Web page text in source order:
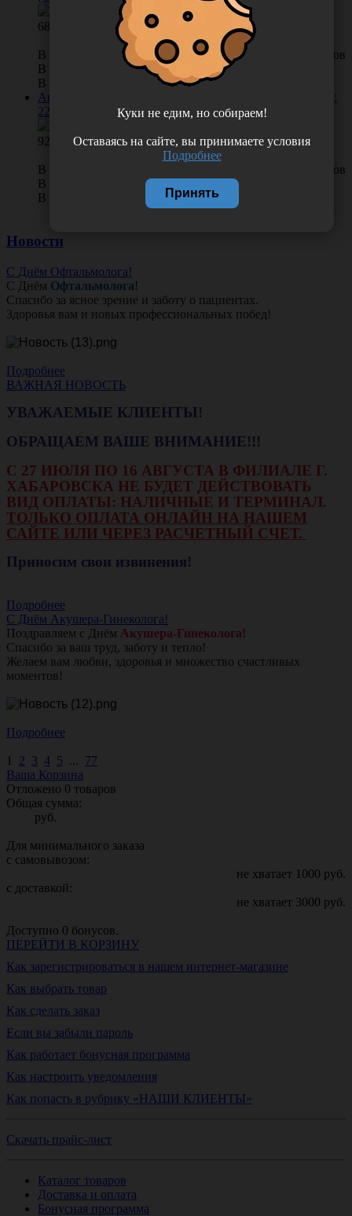
68.00
0 отзывов
В КОРЗИНУ
В наличии во Владивостоке 119 шт.
В наличии в Хабаровске 5 шт.
Аноскоп с П-образным вырезом полимерный, диаметр:
22 мм, Россия (ООО "Полимерные изделия")
92.00
0 отзывов
В КОРЗИНУ
В наличии во Владивостоке 25 шт.
В наличии в Хабаровске 25 шт.
Новости
С Днём Офтальмолога!
С Днём Офтальмолога!
Спасибо за ясное зрение и заботу о пациентах.
Здоровья вам и новых профессиональных побед!
Подробнее
ВАЖНАЯ НОВОСТЬ
УВАЖАЕМЫЕ КЛИЕНТЫ!
ОБРАЩАЕМ ВАШЕ ВНИМАНИЕ!!!
С 27 ИЮЛЯ ПО 16 АВГУСТА В ФИЛИАЛЕ Г.
ХАБАРОВСКА НЕ БУДЕТ ДЕЙСТВОВАТЬ
ВИД ОПЛАТЫ: НАЛИЧНЫЕ И ТЕРМИНАЛ.
ТОЛЬКО ОПЛАТА ОНЛАЙН НА НАШЕМ
САЙТЕ ИЛИ ЧЕРЕЗ РАСЧЕТНЫЙ СЧЕТ.
Приносим свои извинения!
Подробнее
С Днём Акушера-Гинеколога!
Поздравляем с Днём Акушера-Гинеколога!
Спасибо за ваш труд, заботу и тепло!
Желаем вам любви, здоровья и множество счастливых
моментов!
Подробнее
1 2 3 4 5 ... 77
Ваша Корзина
Отложено 0 товаров
Общая сумма:
руб.
Для минимального заказа
с самовывозом:
не хватает 1000 руб.
с доставкой:
не хватает 3000 руб.
Доступно 0 бонусов.
ПЕРЕЙТИ В КОРЗИНУ
Как зарегистрироваться в нашем интернет-магазине
Как выбрать товар
Как сделать заказ
Если вы забыли пароль
Как работает бонусная программа
Как настроить уведомления
Как попасть в рубрику «НАШИ КЛИЕНТЫ»
Скачать прайс-лист
Каталог товаров
Доставка и оплата
Бонусная программа
Куки не едим, но собираем!
Оставаясь на сайте, вы принимаете условия
Подробнее
Принять